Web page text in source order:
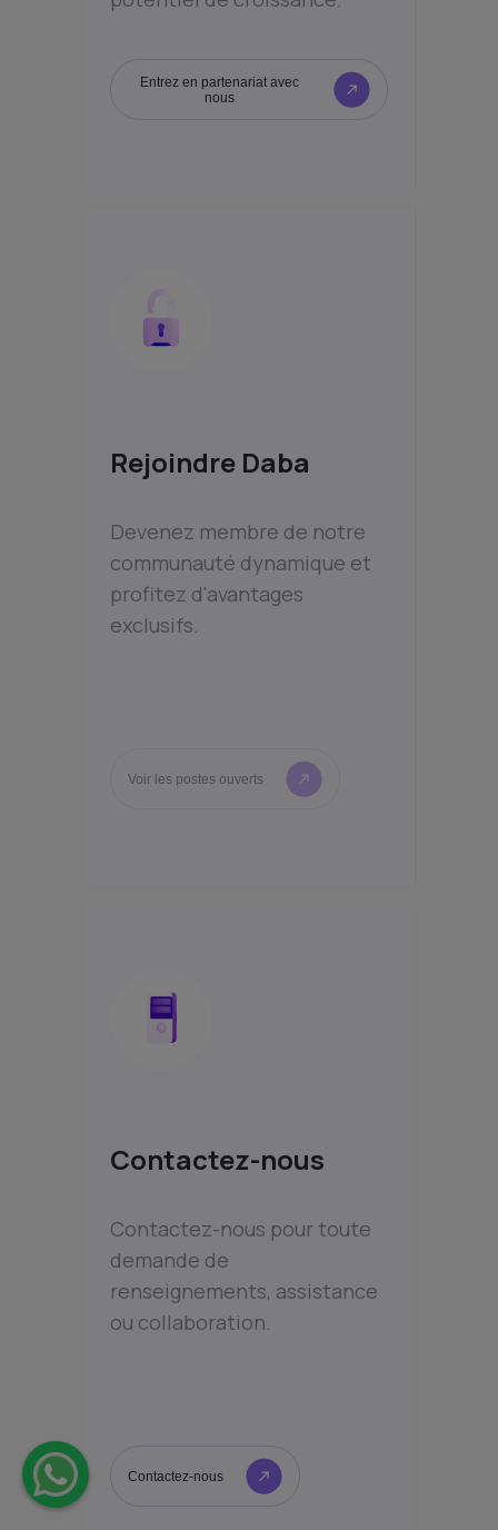
Entrez en partenariat avec
nous
Rejoindre Daba
Devenez membre de notre
communauté dynamique et
profitez d'avantages
exclusifs.
Voir les postes ouverts
Contactez-nous
Contactez-nous pour toute
demande de
renseignements, assistance
ou collaboration.
Contactez-nous